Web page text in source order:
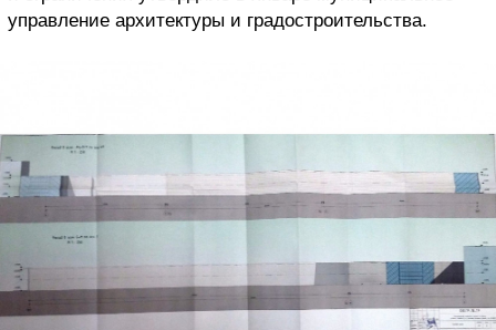
управление архитектуры и градостроительства.